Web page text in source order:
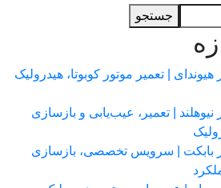
جستجو
| تعمیر موتور کوبوتا، هیدرولیک
| تعمیر، عیب‌یابی و بازسازی
| سرویس تخصصی، بازسازی